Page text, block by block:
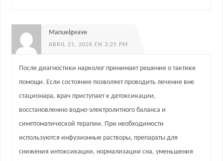
Manuelgeave
ABRIL 21, 2026 EN 3:25 PM
После диагностики нарколог принимает решение о тактике
помощи. Если состояние позволяет проводить лечение вне
стационара, врач приступает к детоксикации,
восстановлению водно-электролитного баланса и
симптоматической терапии. При необходимости
используются инфузионные растворы, препараты для
снижения интоксикации, нормализации сна, уменьшения